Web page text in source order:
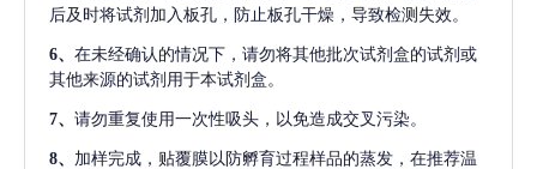
后及时将试剂加入板孔，防止板孔干燥，导致检测失效。
6、 在未经确认的情况下，请勿将其他批次试剂盒的试剂或
其他来源的试剂用于本试剂盒。
7、 请勿重复使用一次性吸头，以免造成交叉污染。
8、 加样完成，贴覆膜以防孵育过程样品的蒸发，在推荐温